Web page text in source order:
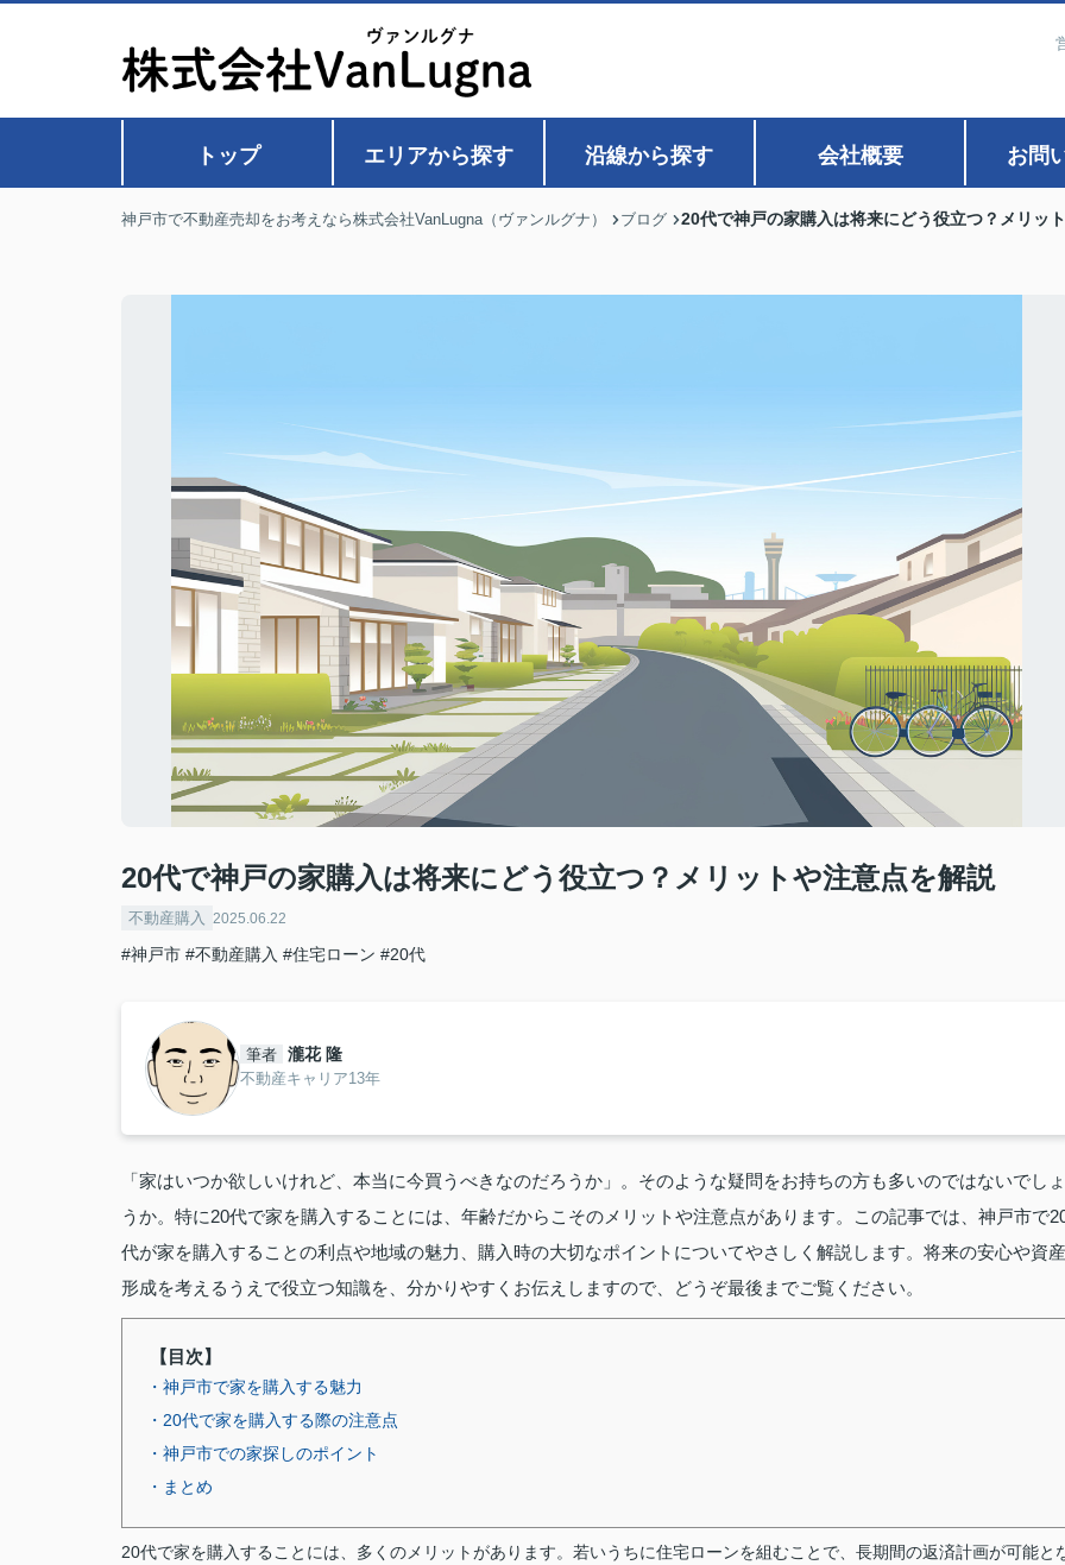
トップ エリアから探す 沿線から探す 会社概要 お問
神戸市で不動産売却をお考えなら株式会社VanLugna（ヴァンルグナ） ブログ 20代で神戸の家購入は将来にどう役立つ？メリッ
20代で神戸の家購入は将来にどう役立つ？メリットや注意点を解説
不動産購入 2025.06.22
#神戸市 #不動産購入 #住宅ローン #20代
筆者 瀧花 隆
不動産キャリア13年
「家はいつか欲しいけれど、本当に今買うべきなのだろうか」。そのような疑問をお持ちの方も多いのではないでしょ
うか。特に20代で家を購入することには、年齢だからこそのメリットや注意点があります。この記事では、神戸市で
代が家を購入することの利点や地域の魅力、購入時の大切なポイントについてやさしく解説します。将来の安心や資産
形成を考えるうえで役立つ知識を、分かりやすくお伝えしますので、どうぞ最後までご覧ください。
【目次】
・神戸市で家を購入する魅力
・20代で家を購入する際の注意点
・神戸市での家探しのポイント
・まとめ
20代で家を購入することには、多くのメリットがあります。若いうちに住宅ローンを組むことで、長期間の返済計画が可能と